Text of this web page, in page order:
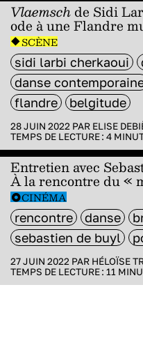
Vlaemschde Sidi
ode à une Flandre
SCÈNE
sidi larbi cherkaoui
danse
flandre
belgitude
28 JUIN 2022 PAR ELISE
TEMPS DE LECTURE : 4
Entretien avec
À la rencontre du «
CINÉMA
rencontre danse
sebastien de buyl
27 JUIN 2022 PAR HÉLOÏSE
TEMPS DE LECTURE : 11